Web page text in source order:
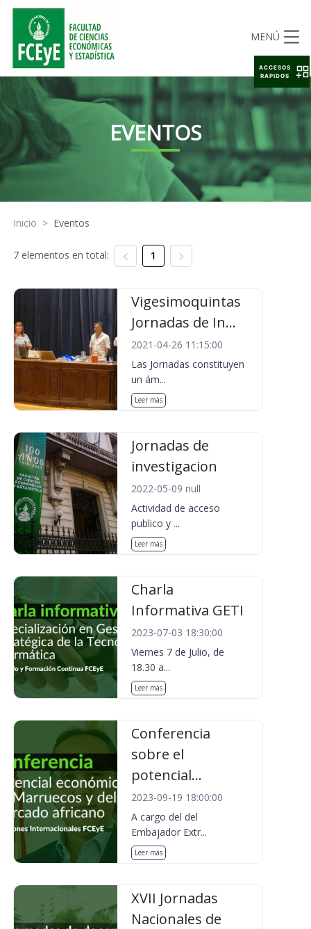
MENÚ
EVENTOS
Inicio > Eventos
7 elementos en total: 1
Vigesimoquintas
Jornadas de In...
2021-04-26 11:15:00
Las Jornadas constituyen
un ám...
Leer más
Jornadas de
investigacion
2022-05-09 null
Actividad de acceso
publico y ...
Leer más
Charla
Informativa GETI
2023-07-03 18:30:00
Viernes 7 de Julio, de
18.30 a...
Leer más
Conferencia
sobre el
potencial...
2023-09-19 18:00:00
A cargo del del
Embajador Extr...
Leer más
XVII Jornadas
Nacionales de
ACCESOS
RAPIDOS